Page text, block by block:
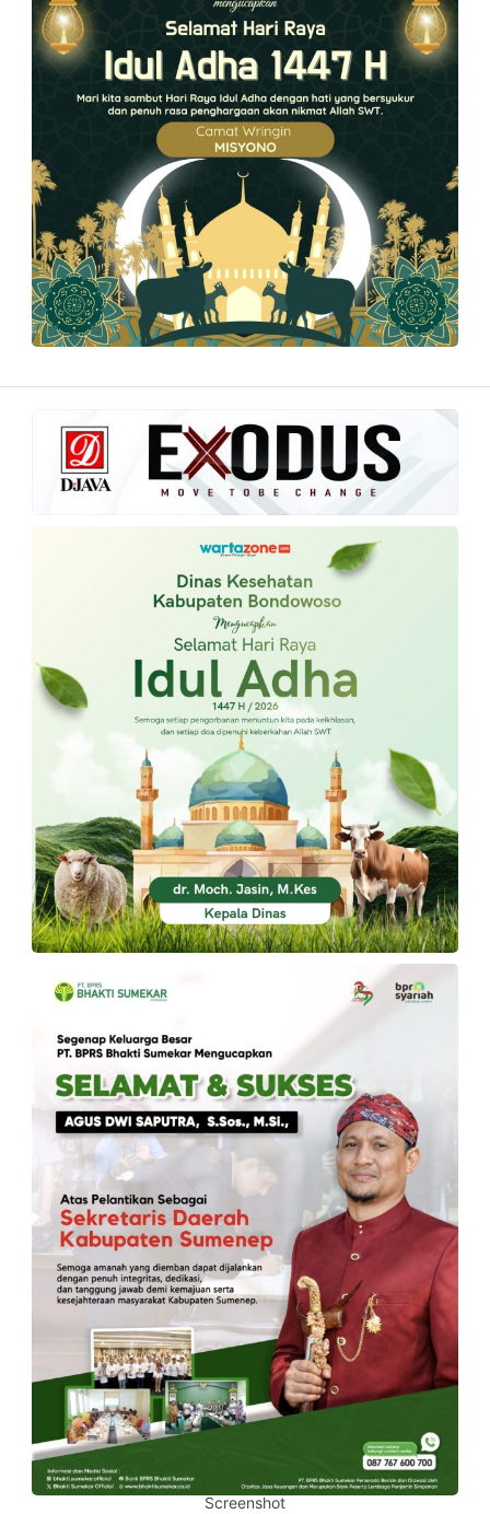
Screenshot